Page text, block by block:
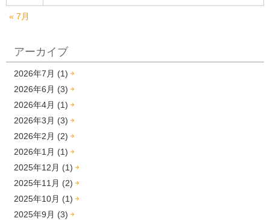
« 7月
アーカイブ
2026年7月 (1)
2026年6月 (3)
2026年4月 (1)
2026年3月 (3)
2026年2月 (2)
2026年1月 (1)
2025年12月 (1)
2025年11月 (2)
2025年10月 (1)
2025年9月 (3)